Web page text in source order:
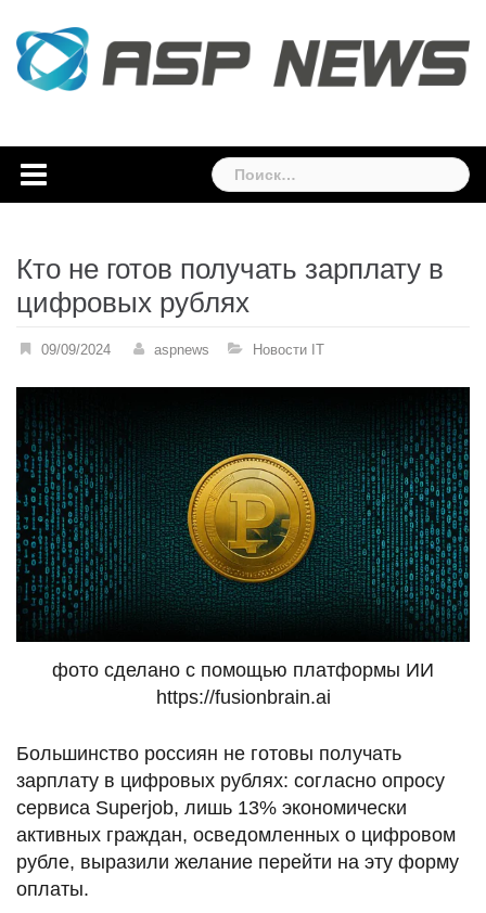
content
Найти:
Кто не готов получать зарплату в
цифровых рублях
09/09/2024 aspnews Новости IT
фото сделано с помощью платформы ИИ
https://fusionbrain.ai
Большинство россиян не готовы получать
зарплату в цифровых рублях: согласно опросу
сервиса Superjob, лишь 13% экономически
активных граждан, осведомленных о цифровом
рубле, выразили желание перейти на эту форму
оплаты.